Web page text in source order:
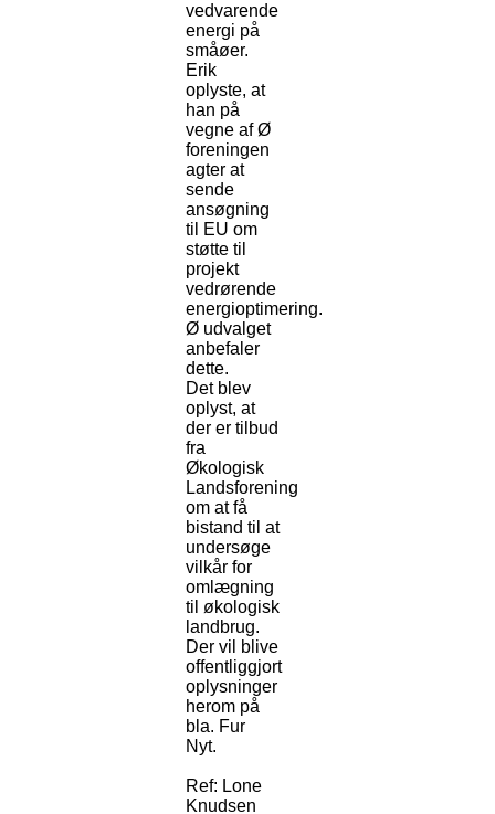
vedvarende
energi på
småøer.
Erik
oplyste, at
han på
vegne af Ø
foreningen
agter at
sende
ansøgning
til EU om
støtte til
projekt
vedrørende
energioptimering.
Ø udvalget
anbefaler
dette.
Det blev
oplyst, at
der er tilbud
fra
Økologisk
Landsforening
om at få
bistand til at
undersøge
vilkår for
omlægning
til økologisk
landbrug.
Der vil blive
offentliggjort
oplysninger
herom på
bla. Fur
Nyt.
Ref: Lone
Knudsen